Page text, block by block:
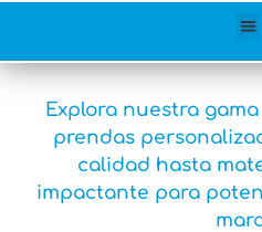
Explora nuestra
prendas
calidad hasta
impactante para